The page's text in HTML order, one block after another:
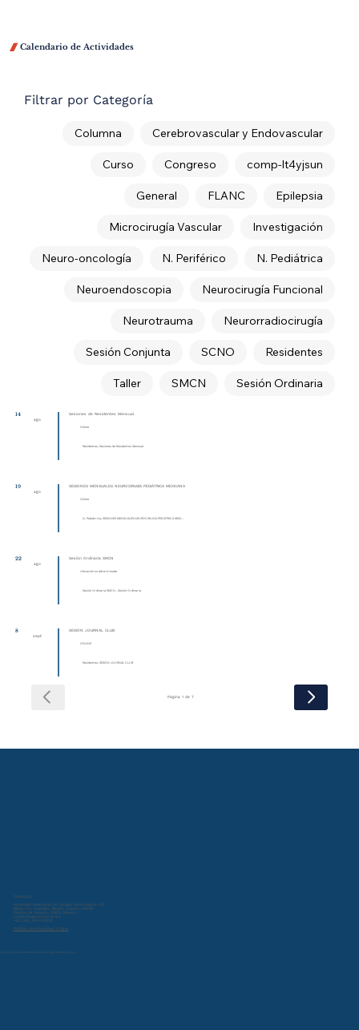
Filtrar por Categoría
Cerebrovascular y Endovascular
Columna
comp-lt4yjsun
Congreso
Curso
Epilepsia
FLANC
General
Investigación
Microcirugía Vascular
N. Pediátrica
N. Periférico
Neuro-oncología
Neurocirugía Funcional
Neuroendoscopia
Neurorradiocirugía
Neurotrauma
Residentes
SCNO
Sesión Conjunta
Sesión Ordinaria
SMCN
Taller
14
ago
Sesiones de Residentes Mensual
Online
Residentes, Sesiones de Residentes Mensual
19
ago
SESIONES MENSUALES NEUROCIRUGÍA PEDIÁTRICA MEXICANA
Online
N. Pediátrica, SESIONES MENSUALES NEUROCIRUGÍA PEDIÁTRICA MEXI...
22
ago
Sesión Ordinaria SMCN
Ubicación no determinada
Sesión Ordinaria SMCN , Sesión Ordinaria
8
sept
SESIÓN JOURNAL CLUB
ONLINE
Residentes, SESIÓN JOURNAL CLUB
Página 1 de 7
 Calendario de Actividades
© 2024 por Sociedad Mexicana de Cirugía Neurológica A.C.
Contacto:
Sociedad Mexicana de Cirugía Neurológica A.C.
Miami 47, Nápoles, Benito Juárez, 03810
Ciudad de México, CDMX, Mexico
contacto@smcn.org.mx
+52 (55) 5543 0013
Política de Privacidad Online